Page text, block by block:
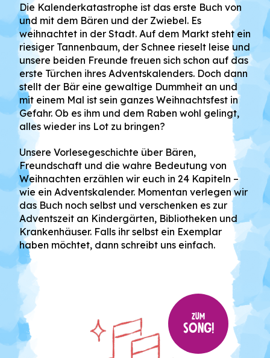
Die Kalenderkatastrophe ist das erste Buch von
und mit dem Bären und der Zwiebel. Es
weihnachtet in der Stadt. Auf dem Markt steht ein
riesiger Tannenbaum, der Schnee rieselt leise und
unsere beiden Freunde freuen sich schon auf das
erste Türchen ihres Adventskalenders. Doch dann
stellt der Bär eine gewaltige Dummheit an und
mit einem Mal ist sein ganzes Weihnachtsfest in
Gefahr. Ob es ihm und dem Raben wohl gelingt,
alles wieder ins Lot zu bringen?
Unsere Vorlesegeschichte über Bären,
Freundschaft und die wahre Bedeutung von
Weihnachten erzählen wir euch in 24 Kapiteln –
wie ein Adventskalender. Momentan verlegen wir
das Buch noch selbst und verschenken es zur
Adventszeit an Kindergärten, Bibliotheken und
Krankenhäuser. Falls ihr selbst ein Exemplar
haben möchtet, dann schreibt uns einfach.
ZUM
SONG!